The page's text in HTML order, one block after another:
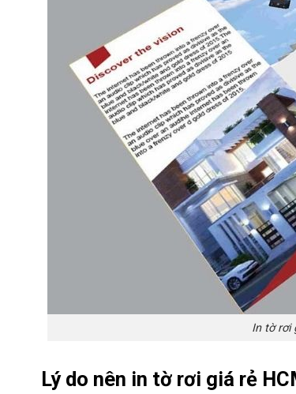
In tờ rơi
Lý do nên in tờ rơi giá rẻ